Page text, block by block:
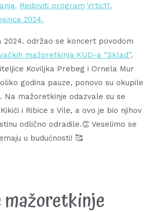
, Redoviti program Vrtic11.
2024.
2024. održao se koncert povodom
mažoretkinja KUD-a “Sklad”.
Koviljka Prebeg i Ornela Mur
godina pauze, ponovo su okupile
Na mažoretkinje odazvale su se
i Ribice s Vile, a ovo je bio njihov
odlično odradile.👏 Veselimo se
u budućnosti! 🥰